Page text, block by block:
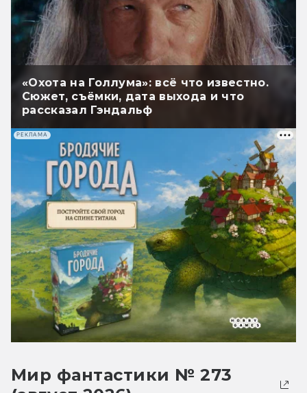
«Охота на Голлума»: всё что известно.
Сюжет, съёмки, дата выхода и что
рассказал Гэндальф
РЕКЛАМА
Мир фантастики № 273